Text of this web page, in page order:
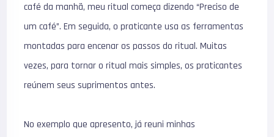
café da manhã, meu ritual começa dizendo “Preciso de
um café”. Em seguida, o praticante usa as ferramentas
montadas para encenar os passos do ritual. Muitas
vezes, para tornar o ritual mais simples, os praticantes
reúnem seus suprimentos antes.
No exemplo que apresento, já reuni minhas